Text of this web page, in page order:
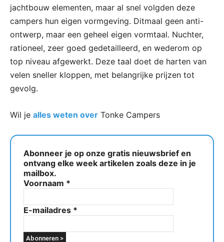
jachtbouw elementen, maar al snel volgden deze
campers hun eigen vormgeving. Ditmaal geen anti-
ontwerp, maar een geheel eigen vormtaal. Nuchter,
rationeel, zeer goed gedetailleerd, en wederom op
top niveau afgewerkt. Deze taal doet de harten van
velen sneller kloppen, met belangrijke prijzen tot
gevolg.
Wil je alles weten over Tonke Campers
Abonneer je op onze gratis nieuwsbrief en
ontvang elke week artikelen zoals deze in je
mailbox.
Voornaam *
E-mailadres *